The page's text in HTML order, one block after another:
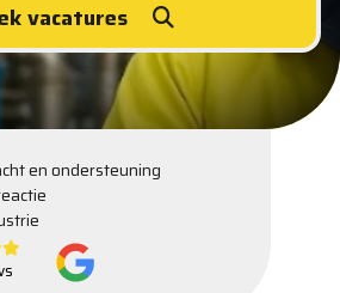
vacatures
en ondersteuning